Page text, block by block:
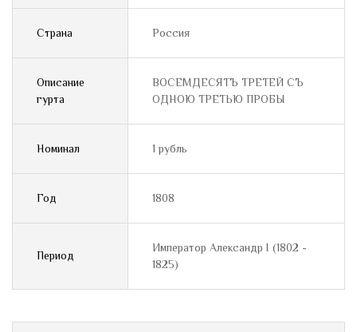
Страна Россия
Описание
гурта
ВОСЕМДЕСЯТЪ ТРЕТЕЙ СЪ
ОДНОЮ ТРЕТЬЮ ПРОБЫ
Номинал 1 рубль
Год 1808
Период
Император Александр I (1802 -
1825)